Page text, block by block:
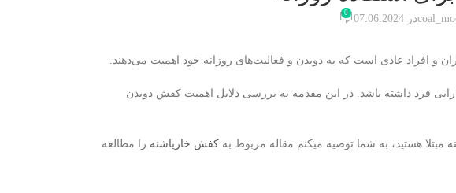
در 07.06.2024 0
و افراد عادی است که به دویدن و فعالیت‌های روزانه خود اهمیت می‌دهند.
فرد داشته باشد. در این مقدمه به بررسی دلایل اهمیت کفش دویدن
هستید، به شما توصیه میکنم مقاله مربوط به کفش خارپاشنه را مطالعه